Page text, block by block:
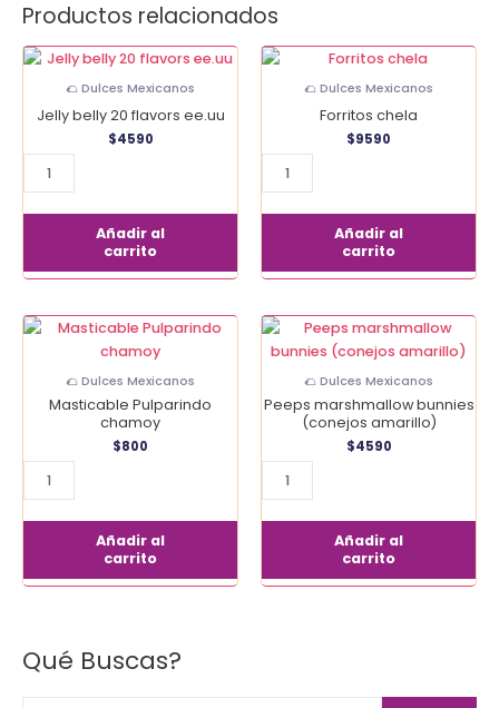
Qué Buscas?
B
Productos relacionados
🌮 Dulces Mexicanos
Jelly belly 20 flavors ee.uu
$4590
Jelly
flavors
ee.uu
cantidad
Añadir al
carrito
🌮 Dulces Mexicanos
Forritos chela
$9590
Forritos
Añadir al
carrito
🌮 Dulces Mexicanos
Masticable Pulparindo
chamoy
$800
Masticable
Pulparindo
chamoy
cantidad
Añadir al
carrito
🌮 Dulces Mexicanos
Peeps marshmallow bunnies
(conejos amarillo)
$4590
Peeps
marshmallow
(conejos
amarillo)
Añadir al
carrito